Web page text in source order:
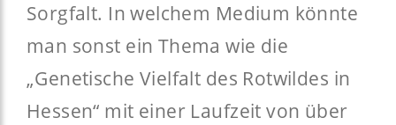
Sorgfalt. In welchem Medium könnte
man sonst ein Thema wie die
„Genetische Vielfalt des Rotwildes in
Hessen“ mit einer Laufzeit von über